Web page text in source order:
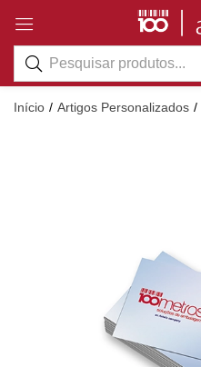
Início Artigos Personalizados